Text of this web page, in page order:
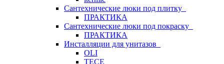
Сантехнические люки под плитку
ПРАКТИКА
Сантехнические люки под покраску
ПРАКТИКА
Инсталляции для унитазов
OLI
TECE